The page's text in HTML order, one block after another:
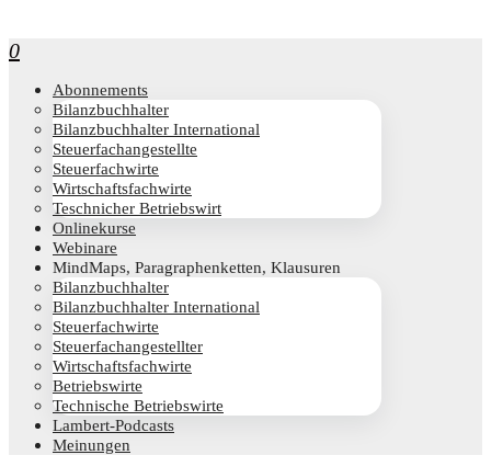
0
Abon­ne­ments
Bilanz­buch­hal­ter
Bilanz­buch­hal­ter International
Steu­er­fach­an­ge­stell­te
Steu­er­fach­wir­te
Wirt­schafts­fach­wir­te
Teschni­cher Betriebswirt
Online­kur­se
Web­i­na­re
Mind­Maps, Para­gra­phen­ket­ten, Klausuren
Bilanz­buch­hal­ter
Bilanz­buch­hal­ter International
Steu­er­fach­wir­te
Steu­er­fach­an­ge­stell­ter
Wirt­schafts­fach­wir­te
Betriebs­wir­te
Tech­ni­sche Betriebswirte
Lam­­bert-Pod­­casts
Mei­nun­gen